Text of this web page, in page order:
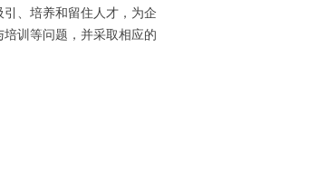
、培养和留住人才，为企
训等问题，并采取相应的